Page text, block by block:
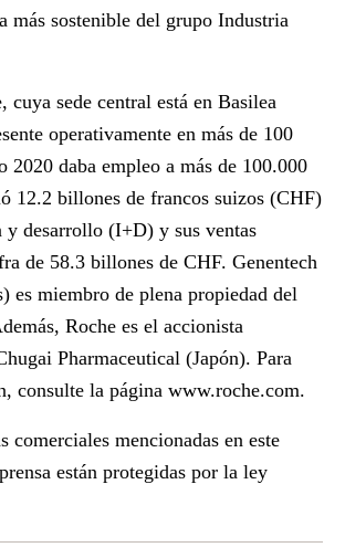
más sostenible del grupo Industria
cuya sede central está en Basilea
operativamente en más de 100
2020 daba empleo a más de 100.000
12.2 billones de francos suizos (CHF)
y desarrollo (I+D) y sus ventas
de 58.3 billones de CHF. Genentech
es miembro de plena propiedad del
Roche es el accionista
Pharmaceutical (Japón). Para
consulte la página www.roche.com.
comerciales mencionadas en este
están protegidas por la ley